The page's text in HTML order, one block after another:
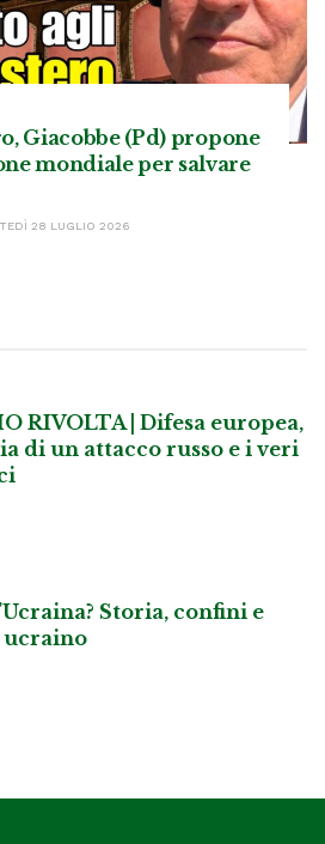
Giacobbe (Pd) propone
mondiale per salvare
28 LUGLIO 2026
RIVOLTA | Difesa europea,
di un attacco russo e i veri
Storia, confini e
ucraino